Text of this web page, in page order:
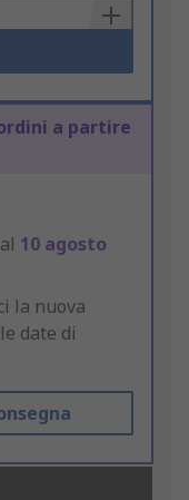
a partire
10 agosto
la nuova
date di